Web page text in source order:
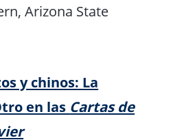
Arizona State
y chinos: La
en las Cartas de